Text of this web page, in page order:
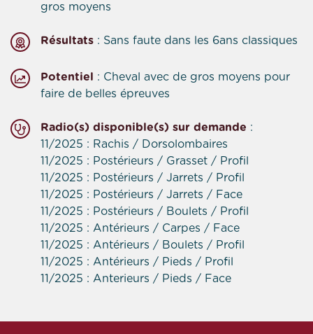
gros moyens
Résultats : Sans faute dans les 6ans classiques
Potentiel
: Cheval avec de gros moyens pour
faire de belles épreuves
Radio(s) disponible(s) sur demande :
11/2025 : Rachis / Dorsolombaires
11/2025 : Postérieurs / Grasset / Profil
11/2025 : Postérieurs / Jarrets / Profil
11/2025 : Postérieurs / Jarrets / Face
11/2025 : Postérieurs / Boulets / Profil
11/2025 : Antérieurs / Carpes / Face
11/2025 : Antérieurs / Boulets / Profil
11/2025 : Antérieurs / Pieds / Profil
11/2025 : Anterieurs / Pieds / Face